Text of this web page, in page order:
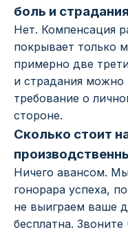
боль и
Нет. Компенсация
покрывает только
примерно две
и страдания можно
требование о
стороне.
Сколько стоит
Ничего авансом.
гонорара успеха,
не выиграем ваше
бесплатна.